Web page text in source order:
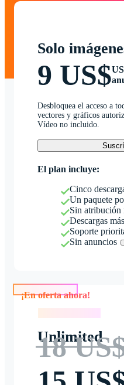
Solo
9 US$
Desbloquea el acceso a
vectores y gráficos
Vídeo no incluido.
El plan incluye:
Cinco
Un paquete
Sin atribución
Descargas
Soporte
Sin anuncios
Unlimited
18